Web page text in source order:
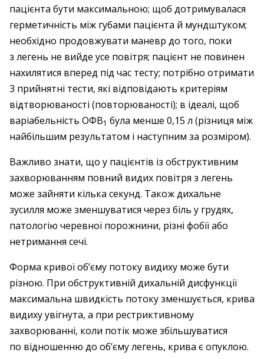
пацієнта бути максимальною; щоб дотримувалася
герметичність між губами пацієнта й мундштуком;
необхідно продовжувати маневр до того, поки
з легень не вийде усе повітря; пацієнт не повинен
нахилятися вперед під час тесту; потрібно отримати
3 прийнятні тести, які відповідають критеріям
відтворюваності (повторюваності); в ідеалі, щоб
варіабельність ОФВ1 була менше 0,15 л (різниця між
найбільшим результатом і наступним за розміром).
Важливо знати, що у пацієнтів із обструктивним
захворюванням повний видих повітря з легень
може зайняти кілька секунд. Також дихальне
зусилля може зменшуватися через біль у грудях,
патологію черевної порожнини, різні фобії або
нетримання сечі.
Форма кривої об’єму потоку видиху може бути
різною. При обструктивній дихальній дисфункції
максимальна швидкість потоку зменшується, крива
видиху увігнута, а при рестриктивному
захворюванні, коли потік може збільшуватися
по відношенню до об’єму легень, крива є опуклою.